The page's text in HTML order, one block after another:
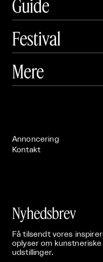
Guide
Festival
 Art Matter Festival
Mere
Annoncering
Kontakt
Nyhedsbrev
Få tilsendt vores
oplyser om
udstillinger.